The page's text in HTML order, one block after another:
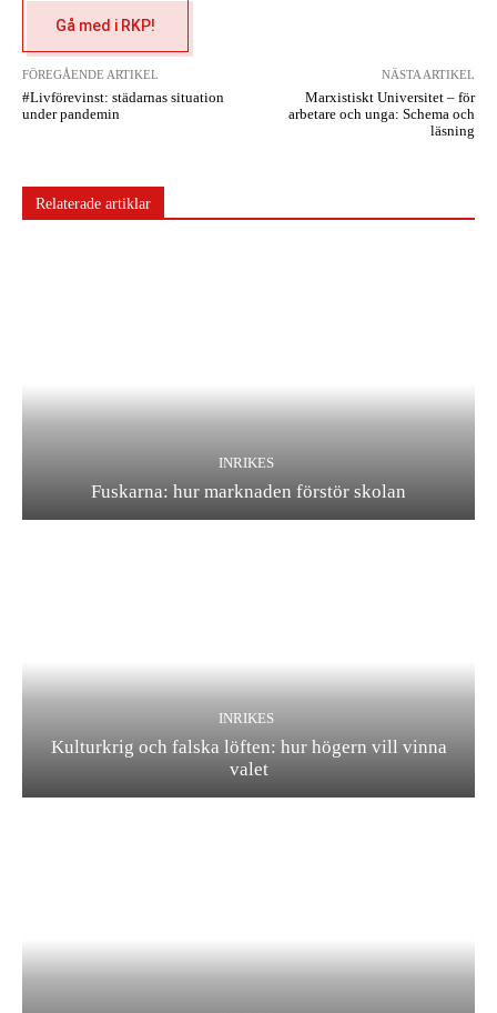
Gå med i RKP!
FÖREGÅENDE ARTIKEL
#Livförevinst: städarnas situation
under pandemin
NÄSTA ARTIKEL
Marxistiskt Universitet – för
arbetare och unga: Schema och
läsning
Relaterade artiklar
INRIKES
Fuskarna: hur marknaden förstör skolan
INRIKES
Kulturkrig och falska löften: hur högern vill vinna
valet